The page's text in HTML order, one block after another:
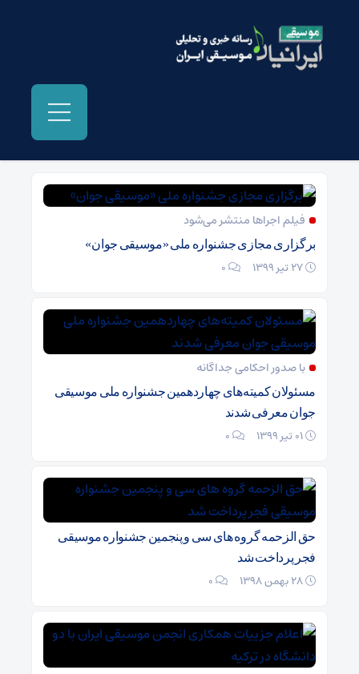
بایگانی‌ها علی ثابت نیا - موسیقی ایرانیان
فیلم اجراها منتشر می‌شود
برگزاری مجازی جشنواره ملی «موسیقی جوان»
۰
با صدور احکامی جداگانه
مسئولان کمیته‌های چهاردهمین جشنواره ملی موسیقی
جوان معرفی شدند
۰
حق الزحمه گروه های سی و پنجمین جشنواره موسیقی
فجر پرداخت شد
۰